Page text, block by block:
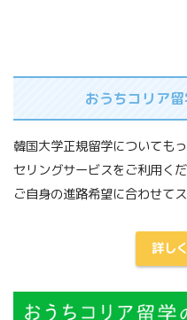
おうちコリア
韓国大学正規留学についても
セリングサービスをご利用くだ
ご自身の進路希望に合わせて
詳し